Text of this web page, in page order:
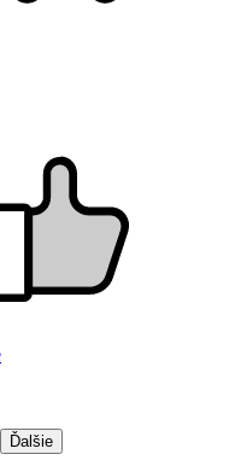
Ďalšie